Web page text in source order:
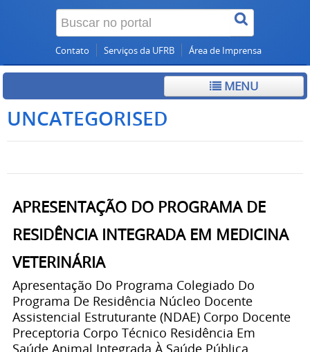
Contato Serviços da UFRB Área de Imprensa
MENU
UNCATEGORISED
APRESENTAÇÃO DO PROGRAMA DE
RESIDÊNCIA INTEGRADA EM MEDICINA
VETERINÁRIA
Apresentação Do Programa Colegiado Do
Programa De Residência Núcleo Docente
Assistencial Estruturante (NDAE) Corpo Docente
Preceptoria Corpo Técnico Residência Em